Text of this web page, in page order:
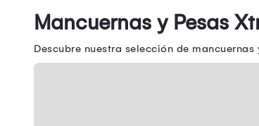
Mancuernas y Pesas
Descubre nuestra selección de